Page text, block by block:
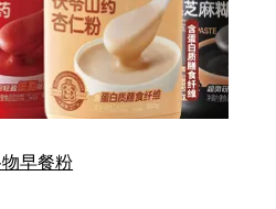
早餐粉